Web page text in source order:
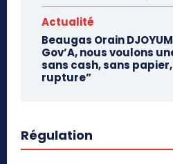
Actualité
Beaugas Orain
Gov’A, nous voulons
sans cash, sans
rupture”
Régulation